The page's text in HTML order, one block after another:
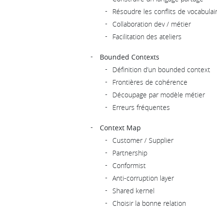
Résoudre les conflits de
Collaboration dev / métier
Facilitation des ateliers
Bounded Contexts
Définition d’un bounded context
Frontières de cohérence
Découpage par modèle métier
Erreurs fréquentes
Context Map
Customer / Supplier
Partnership
Conformist
Anti-corruption layer
Shared kernel
Choisir la bonne relation